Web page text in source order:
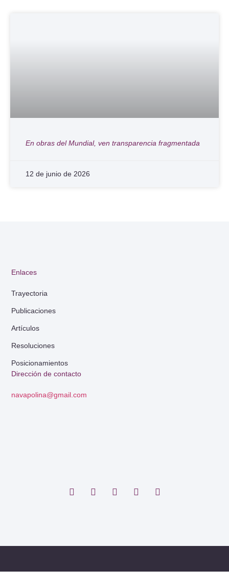
En obras del Mundial, ven transparencia fragmentada
12 de junio de 2026
Dirección de contacto
navapolina@gmail.com
Enlaces
Trayectoria
Publicaciones
Artículos
Resoluciones
Posicionamientos